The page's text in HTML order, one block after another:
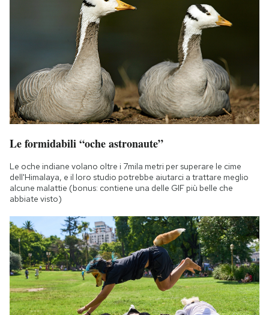
Le formidabili “oche astronaute”
Le oche indiane volano oltre i 7mila metri per superare le cime
dell'Himalaya, e il loro studio potrebbe aiutarci a trattare meglio
alcune malattie (bonus: contiene una delle GIF più belle che
abbiate visto)